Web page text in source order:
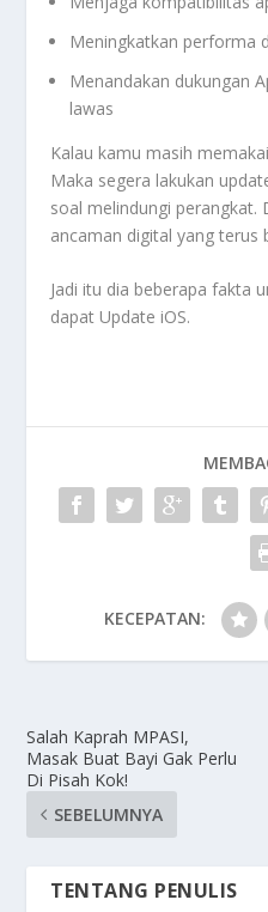
Meningkatkan performa
Menandakan dukungan
lawas
Kalau kamu masih
Maka segera lakukan
soal melindungi perangkat.
ancaman digital yang terus
Jadi itu dia beberapa fakta
dapat Update iOS.
KECEPATAN:
Salah Kaprah MPASI,
Masak Buat Bayi Gak Perlu
Di Pisah Kok!
SEBELUMNYA
TENTANG PENULIS